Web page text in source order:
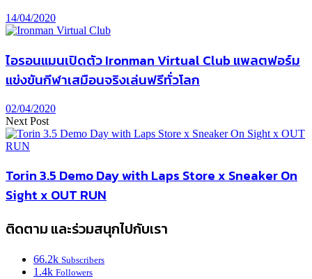
14/04/2020
ไอรอนแมนเปิดตัว Ironman Virtual Club แพลตฟอร์ม
แข่งขันกีฬาเสมือนจริงเล่นฟรีทั่วโลก
02/04/2020
Next Post
Torin 3.5 Demo Day with Laps Store x Sneaker On
Sight x OUT RUN
ติดตาม และร่วมสนุกไปกับเรา
66.2k Subscribers
1.4k Followers